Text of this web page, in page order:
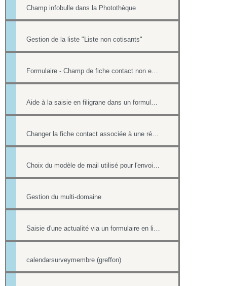
Champ infobulle dans la Photothèque
Gestion de la liste "Liste non cotisants"
Formulaire - Champ de fiche contact non editable
Aide à la saisie en filigrane dans un formulaire en ligne
Changer la fiche contact associée à une réponse d'un formulaire
Choix du modèle de mail utilisé pour l'envoi des factures
Gestion du multi-domaine
Saisie d'une actualité via un formulaire en ligne
calendarsurveymembre (greffon)